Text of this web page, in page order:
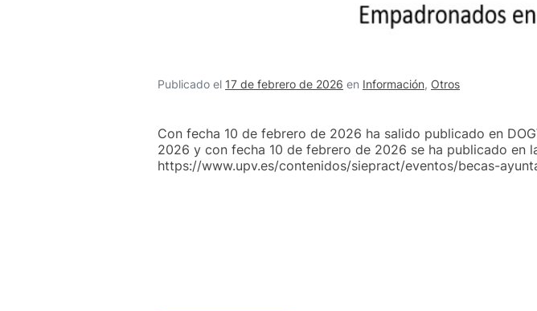
Publicado el 17 de febrero de 2026 en Información, Otros
Con fecha 10 de febrero de 2026 ha salido publicado en
2026 y con fecha 10 de febrero de 2026 se ha publicado en
https://www.upv.es/contenidos/siepract/eventos/becas-